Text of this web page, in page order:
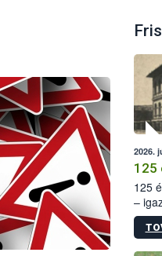
2026.
125
125
–
15.